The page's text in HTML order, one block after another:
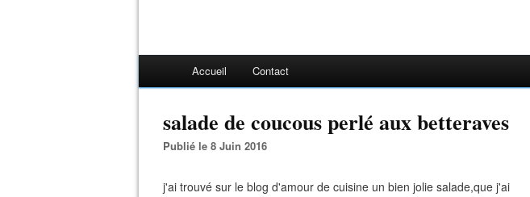
Accueil Contact
salade de coucous perlé aux betteraves
Publié le 8 Juin 2016
j'ai trouvé sur le blog d'amour de cuisine un bien jolie salade,que j'ai